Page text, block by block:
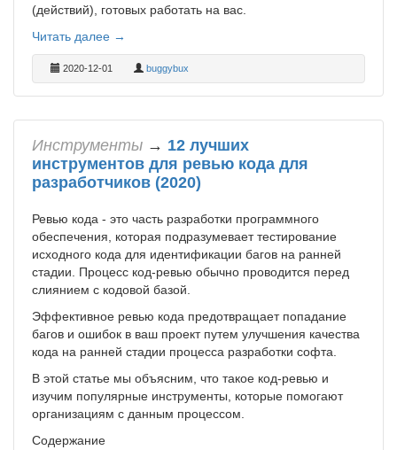
(действий), готовых работать на вас.
Читать далее →
2020-12-01 buggybux
Инструменты → 12 лучших
инструментов для ревью кода для
разработчиков (2020)
Ревью кода - это часть разработки программного
обеспечения, которая подразумевает тестирование
исходного кода для идентификации багов на ранней
стадии. Процесс код-ревью обычно проводится перед
слиянием с кодовой базой.
Эффективное ревью кода предотвращает попадание
багов и ошибок в ваш проект путем улучшения качества
кода на ранней стадии процесса разработки софта.
В этой статье мы объясним, что такое код-ревью и
изучим популярные инструменты, которые помогают
организациям с данным процессом.
Содержание